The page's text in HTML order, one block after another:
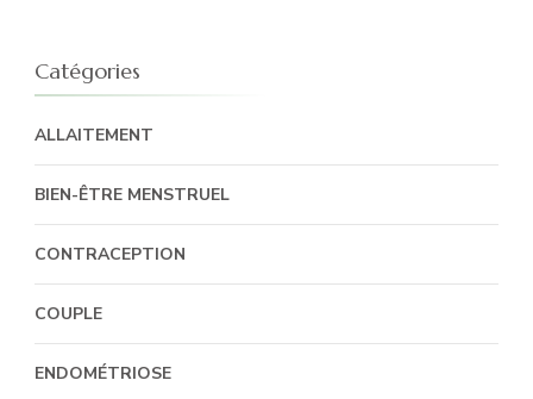
Catégories
ALLAITEMENT
BIEN-ÊTRE MENSTRUEL
CONTRACEPTION
COUPLE
ENDOMÉTRIOSE